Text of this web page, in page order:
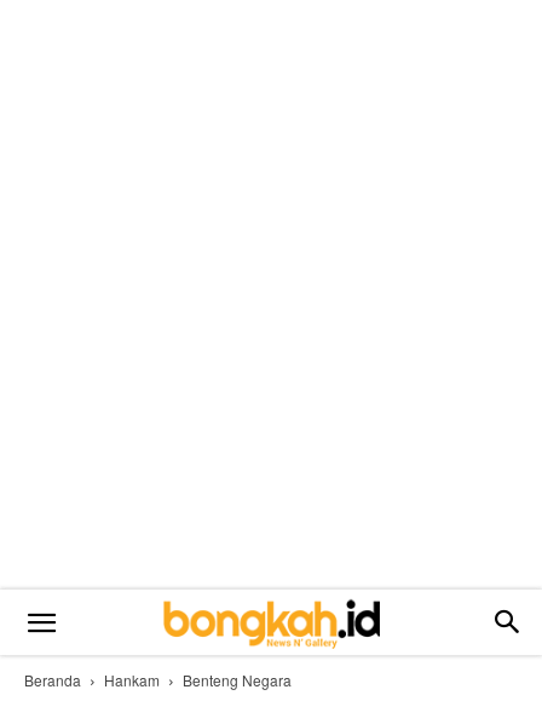
Beranda Hankam Benteng Negara